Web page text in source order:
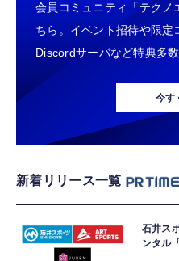
会員コミュニティ「テクノ
ちら。イベント招待や限定
Discordサーバなど特典多
今す
新着リリース一覧
石井ス
ンタル